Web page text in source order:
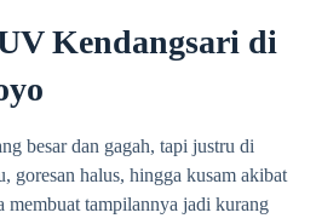
Kendangsari di
besar dan gagah, tapi justru di
goresan halus, hingga kusam akibat
membuat tampilannya jadi kurang